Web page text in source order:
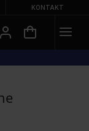
KONTAKT
%